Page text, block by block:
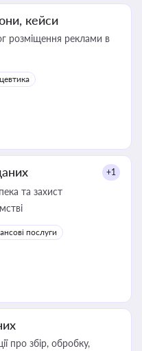
кейси
розміщення реклами в
+1
та захист
послуги
про збір, обробку,